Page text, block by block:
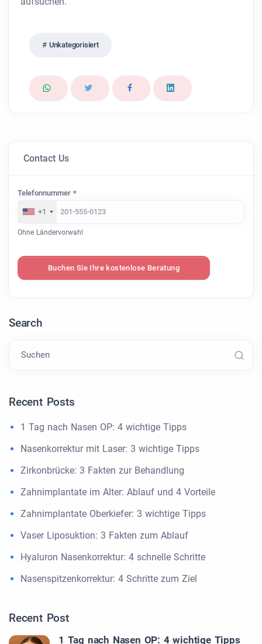
Unkategorisiert
Contact Us
Telefonnummer *
+1
Ohne Ländervorwahl
Buchen Sie Ihre kostenlose Beratung
Search
Suchen
Recent Posts
1 Tag nach Nasen OP: 4 wichtige Tipps
Nasenkorrektur mit Laser: 3 wichtige Tipps
Zirkonbrücke: 3 Fakten zur Behandlung
Zahnimplantate im Alter: Ablauf und 4 Vorteile
Zahnimplantate Oberkiefer: 3 wichtige Tipps
Vaser Liposuktion: 3 Fakten zum Ablauf
Hyaluron Nasenkorrektur: 4 schnelle Schritte
Nasenspitzenkorrektur: 4 Schritte zum Ziel
Recent Post
1 Tag nach Nasen OP: 4 wichtige Tipps